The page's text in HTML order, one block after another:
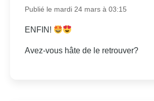
Publié le mardi 24 mars à 03:15
ENFIN!
Avez-vous hâte de le retrouver?